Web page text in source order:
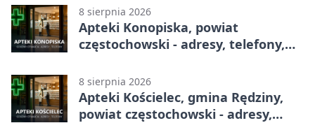
8 sierpnia 2026
Apteki Konopiska, powiat
częstochowski - adresy, telefony,
8 sierpnia 2026
Apteki Kościelec, gmina Rędziny,
powiat częstochowski - adresy,